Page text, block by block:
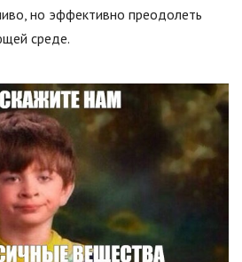
но эффективно преодолеть
среде.